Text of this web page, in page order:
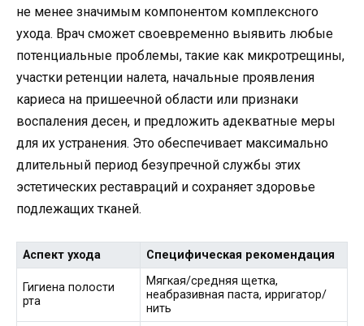
не менее значимым компонентом комплексного
ухода. Врач сможет своевременно выявить любые
потенциальные проблемы, такие как микротрещины,
участки ретенции налета, начальные проявления
кариеса на пришеечной области или признаки
воспаления десен, и предложить адекватные меры
для их устранения. Это обеспечивает максимально
длительный период безупречной службы этих
эстетических реставраций и сохраняет здоровье
подлежащих тканей.
Аспект ухода Специфическая рекомендация
Гигиена полости
рта
Мягкая/средняя щетка,
неабразивная паста, ирригатор/
нить